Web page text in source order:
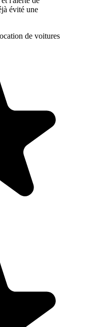
évité une
de voitures